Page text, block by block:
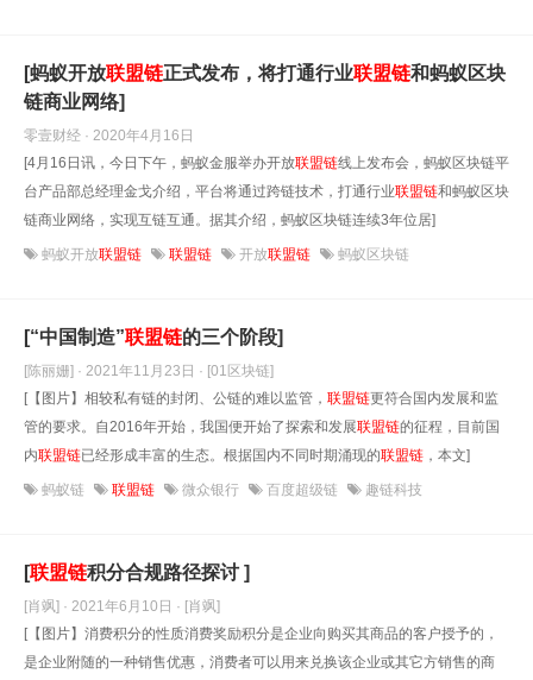
[蚂蚁开放联盟链正式发布，将打通行业联盟链和蚂蚁区块
链商业网络]
零壹财经 · 2020年4月16日
[4月16日讯，今日下午，蚂蚁金服举办开放联盟链线上发布会，蚂蚁区块链平
台产品部总经理金戈介绍，平台将通过跨链技术，打通行业联盟链和蚂蚁区块
链商业网络，实现互链互通。据其介绍，蚂蚁区块链连续3年位居]
蚂蚁开放联盟链 联盟链 开放联盟链 蚂蚁区块链
[“中国制造”联盟链的三个阶段]
[陈丽姗] · 2021年11月23日 · [01区块链]
[【图片】相较私有链的封闭、公链的难以监管， 联盟链更符合国内发展和监
管的要求。自2016年开始，我国便开始了探索和发展联盟链的征程，目前国
内联盟链已经形成丰富的生态。根据国内不同时期涌现的联盟链 ，本文]
蚂蚁链 联盟链 微众银行 百度超级链 趣链科技
[联盟链积分合规路径探讨 ]
[肖飒] · 2021年6月10日 · [肖飒]
[【图片】消费积分的性质消费奖励积分是企业向购买其商品的客户授予的，
是企业附随的一种销售优惠，消费者可以用来兑换该企业或其它方销售的商